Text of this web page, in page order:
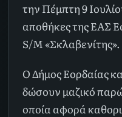
την Πέμπτη 9
αποθήκες της ΕΑΣ
S/M «Σκλαβενίτης».
Ο Δήμος Εορδαίας
δώσουν μαζικό
οποία αφορά